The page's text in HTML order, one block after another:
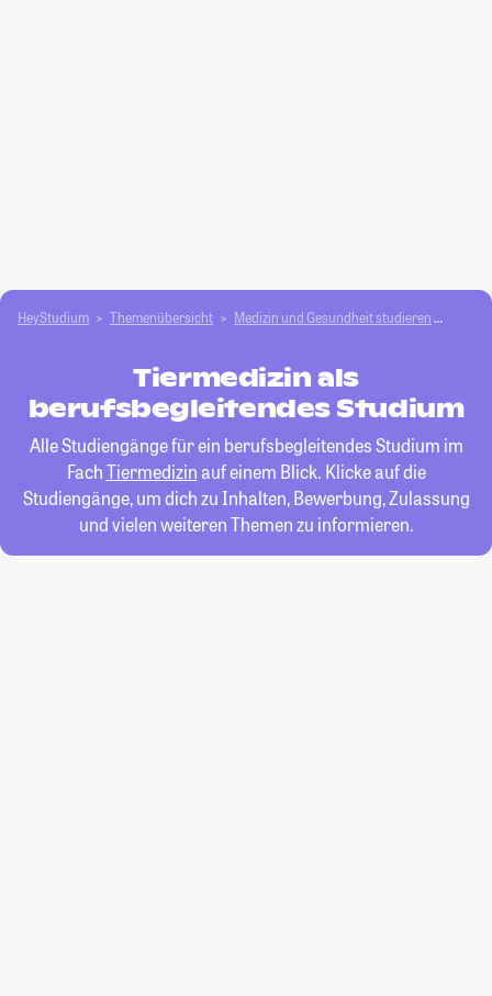
HeyStudium Themenübersicht Medizin und Gesundheit studieren
Tiermedizin als
berufsbegleitendes Studium
Alle Studiengänge für ein berufsbegleitendes Studium im
FachTiermedizinauf einem Blick. Klicke auf die
Studiengänge, um dich zu Inhalten, Bewerbung, Zulassung
und vielen weiteren Themen zu informieren.